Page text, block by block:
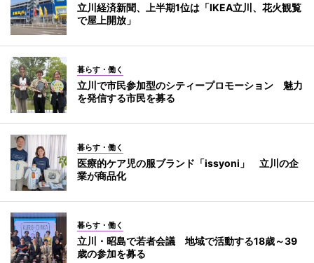
立川経済新聞、上半期1位は「IKEA立川、花火観覧
で屋上開放」
暮らす・働く
立川で市民参加型のシティープロモーション 魅力
を発信する市民を募る
暮らす・働く
医療的ケア児の服ブランド「issyoni」 立川の企
業が商品化
暮らす・働く
立川・昭島で若者会議 地域で活動する18歳～39
歳の参加を募る